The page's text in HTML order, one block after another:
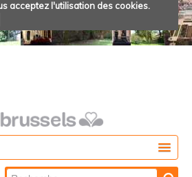
acceptez l'utilisation des cookies.
Chercher par